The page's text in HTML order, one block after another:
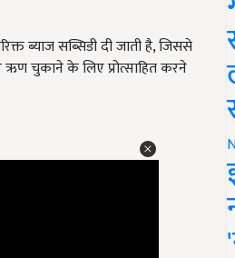
ब्याज सब्सिडी दी जाती है, जिससे
ऋण चुकाने के लिए प्रोत्साहित करने